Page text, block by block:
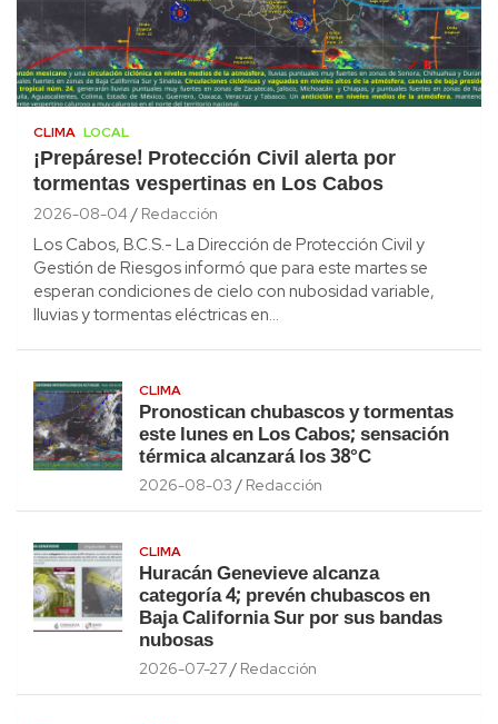
CLIMA LOCAL
¡Prepárese! Protección Civil alerta por
tormentas vespertinas en Los Cabos
2026-08-04 Redacción
Los Cabos, B.C.S.- La Dirección de Protección Civil y
Gestión de Riesgos informó que para este martes se
esperan condiciones de cielo con nubosidad variable,
lluvias y tormentas eléctricas en…
CLIMA
Pronostican chubascos y tormentas
este lunes en Los Cabos; sensación
térmica alcanzará los 38°C
2026-08-03 Redacción
CLIMA
Huracán Genevieve alcanza
categoría 4; prevén chubascos en
Baja California Sur por sus bandas
nubosas
2026-07-27 Redacción